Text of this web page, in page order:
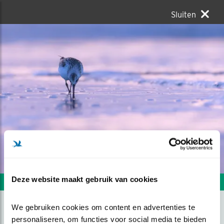
Deze website maakt gebruik van cookies
We gebruiken cookies om content en advertenties te
personaliseren, om functies voor social media te bieden
Sluiten
Volgende foto